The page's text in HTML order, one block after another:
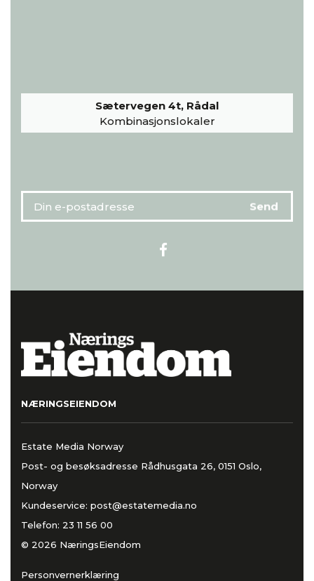
Sætervegen 4t, Rådal
Kombinasjonslokaler
NÆRINGSEIENDOM
Estate Media Norway
Post- og besøksadresse Rådhusgata 26, 0151 Oslo,
Norway
Kundeservice: post@estatemedia.no
Telefon: 23 11 56 00
© 2026 NæringsEiendom
Personvernerklæring